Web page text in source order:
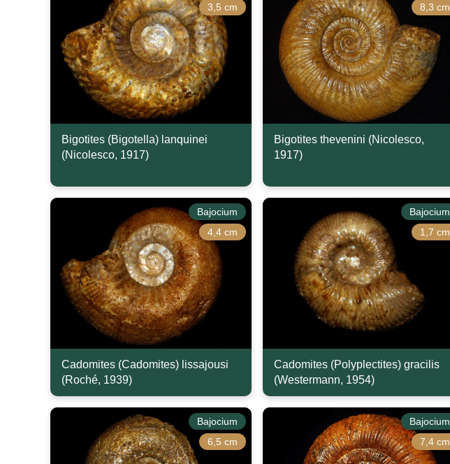
3,5 cm
Bigotites (Bigotella) lanquinei
(Nicolesco, 1917)
8,3 cm
Bigotites thevenini (Nicolesco,
1917)
Bajocium
4,4 cm
Cadomites (Cadomites) lissajousi
(Roché, 1939)
Bajocium
1,7 cm
Cadomites (Polyplectites) gracilis
(Westermann, 1954)
Bajocium
6,5 cm
Bajocium
7,4 cm